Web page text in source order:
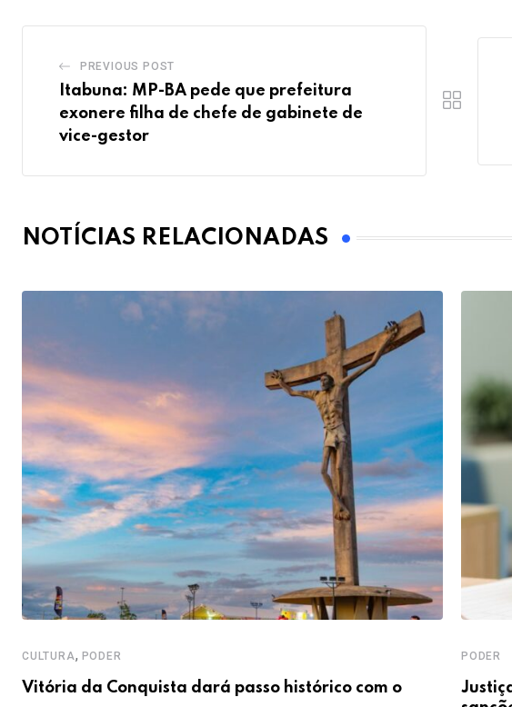
PREVIOUS POST
Itabuna: MP-BA pede que prefeitura
exonere filha de chefe de gabinete de
vice-gestor
NOTÍCIAS RELACIONADAS
CULTURA, PODER
Vitória da Conquista dará passo histórico com o
PODER